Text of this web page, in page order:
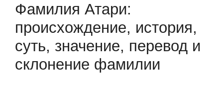
Фамилия Атари:
происхождение, история,
суть, значение, перевод и
склонение фамилии